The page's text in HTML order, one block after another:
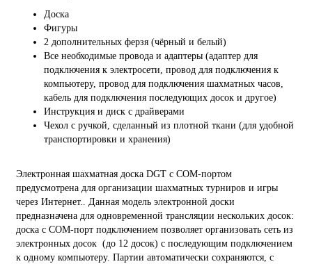
Доска
Фигуры
2 дополнительных ферзя (чёрный и белый)
Все необходимые провода и адаптеры (адаптер для
подключения к электросети, провод для подключения к
компьютеру, провод для подключения шахматных часов,
кабель для подключения последующих досок и другое)
Инструкция и диск с драйверами
Чехол с ручкой, сделанный из плотной ткани (для удобной
транспортировки и хранения)
Электронная шахматная доска DGT с COM-портом
предусмотрена для организации шахматных турниров и игры
через Интернет.. Данная модель электронной доски
предназначена для одновременной трансляции нескольких досок:
доска с COM-порт подключением позволяет организовать сеть из
электронных досок (до 12 досок) с последующим подключением
к одному компьютеру. Партии автоматически сохраняются, с